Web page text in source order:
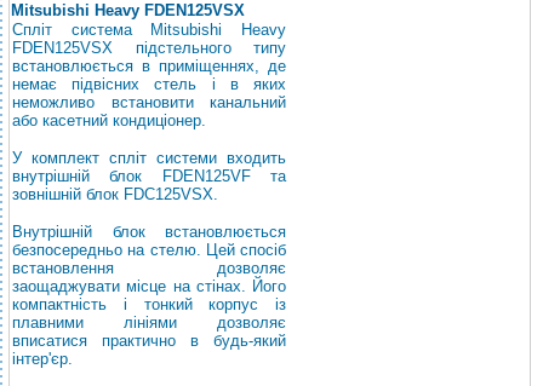
Mitsubishi Heavy FDEN125VSX
Спліт система Mitsubishi Heavy
FDEN125VSX підстельного типу
встановлюється в приміщеннях, де
немає підвісних стель і в яких
неможливо встановити канальний
або касетний кондиціонер.
У комплект спліт системи входить
внутрішній блок FDEN125VF та
зовнішній блок FDC125VSX.
Внутрішній блок встановлюється
безпосередньо на стелю. Цей спосіб
встановлення дозволяє
заощаджувати місце на стінах. Його
компактність і тонкий корпус із
плавними лініями дозволяє
вписатися практично в будь-який
інтер'єр.